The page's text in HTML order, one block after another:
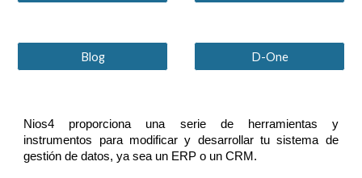
Blog D-One
Nios4 proporciona una serie de herramientas y
instrumentos para modificar y desarrollar tu sistema de
gestión de datos, ya sea un ERP o un CRM.